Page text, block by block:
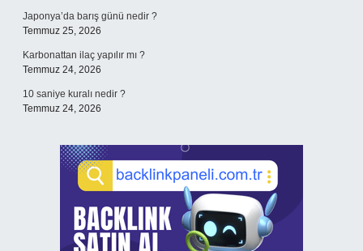
Japonya’da barış günü nedir ?
Temmuz 25, 2026
Karbonattan ilaç yapılır mı ?
Temmuz 24, 2026
10 saniye kuralı nedir ?
Temmuz 24, 2026